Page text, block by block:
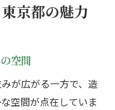
の庭園体験
庭園の歩き方
すすめ庭園体験
ランキングの楽し
京都の魅力
空間
が広がる一方で、造
空間が点在していま